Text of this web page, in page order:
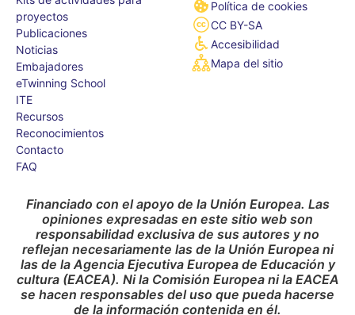
proyectos
Publicaciones
Noticias
Embajadores
eTwinning School
ITE
Recursos
Reconocimientos
Contacto
FAQ
Política de cookies
CC BY-SA
Accesibilidad
Mapa del sitio
Financiado con el apoyo de la Unión Europea. Las
opiniones expresadas en este sitio web son
responsabilidad exclusiva de sus autores y no
reflejan necesariamente las de la Unión Europea ni
las de la Agencia Ejecutiva Europea de Educación y
cultura (EACEA). Ni la Comisión Europea ni la EACEA
se hacen responsables del uso que pueda hacerse
de la información contenida en él.